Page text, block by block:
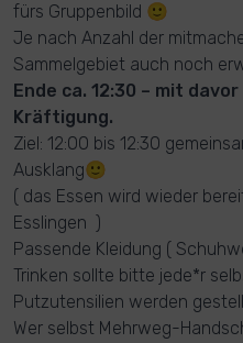
fürs Gruppenbild 🙂
Je nach Anzahl der
Sammelgebiet auch noch
Ende ca. 12:30 – mit
Kräftigung.
Ziel: 12:00 bis 12:30
Ausklang🙂
( das Essen wird wieder
Esslingen )
Passende Kleidung (
Trinken sollte bitte jede*r
Putzutensilien werden
Wer selbst Mehrweg-